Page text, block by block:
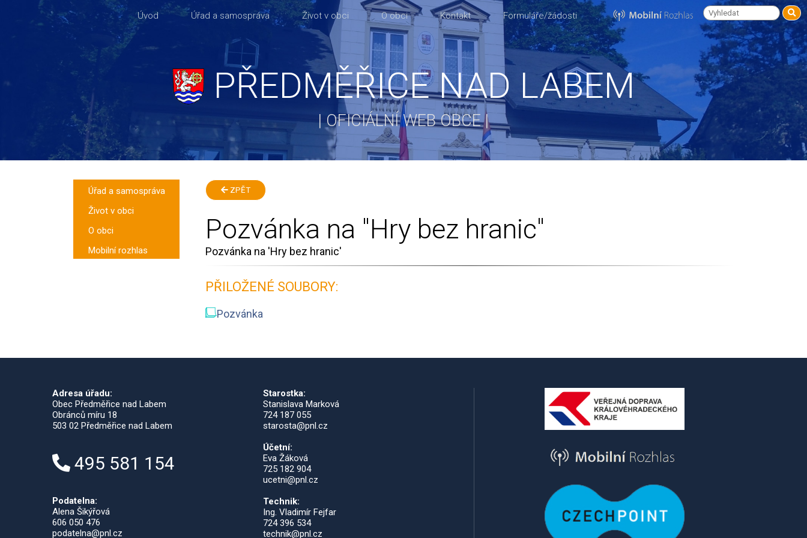
Úvod Úřad a samospráva Život v obci O obci Kontakt Formuláře/žádosti
PŘEDMĚŘICE NAD LABEM
| OFICIÁLNÍ WEB OBCE |
Úřad a samospráva
Život v obci
O obci
Mobilní rozhlas
ZPĚT
Pozvánka na "Hry bez hranic"
Pozvánka na 'Hry bez hranic'
PŘILOŽENÉ SOUBORY:
Pozvánka
Adresa úřadu:
Obec Předměřice nad Labem
Obránců míru 18
503 02 Předměřice nad Labem
495 581 154
Podatelna:
Alena Šikýřová
606 050 476
podatelna@pnl.cz
Starostka:
Stanislava Marková
724 187 055
starosta@pnl.cz
Účetní:
Eva Žáková
725 182 904
ucetni@pnl.cz
Technik:
Ing. Vladimír Fejfar
724 396 534
technik@pnl.cz